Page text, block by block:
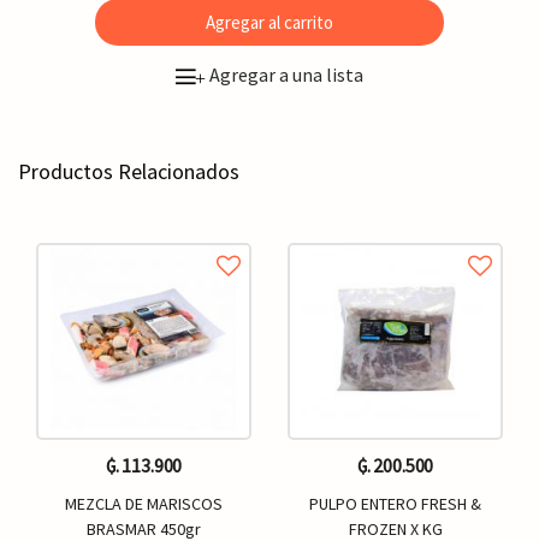
Agregar al carrito
+Agregar a una lista
Productos Relacionados
₲. 113.900
MEZCLA DE MARISCOS
BRASMAR 450gr
₲. 200.500
PULPO ENTERO FRESH &
FROZEN X KG